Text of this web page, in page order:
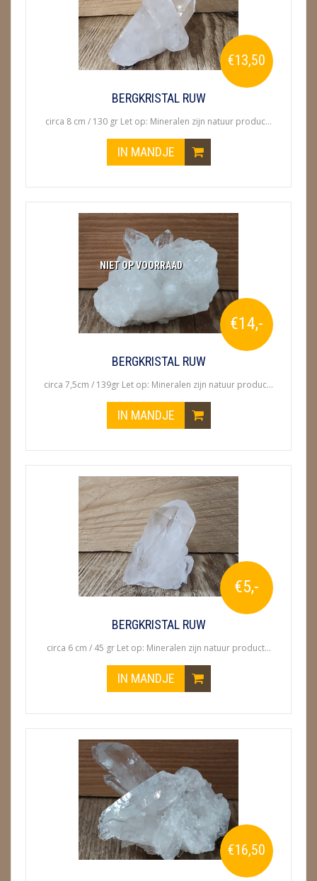
€13,50
BERGKRISTAL RUW
circa 8 cm / 130 gr Let op: Mineralen zijn natuur produc...
IN MANDJE
NIET OP VOORRAAD
€14,-
BERGKRISTAL RUW
circa 7,5cm / 139gr Let op: Mineralen zijn natuur produc...
IN MANDJE
€5,-
BERGKRISTAL RUW
circa 6 cm / 45 gr Let op: Mineralen zijn natuur product...
IN MANDJE
€16,50